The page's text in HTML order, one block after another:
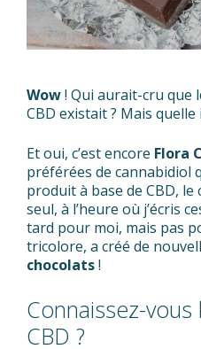
Wow! Qui aurait-cru que
CBD existait ? Mais
Et oui, c’est encore Flora
préférées de cannabidiol
produit à base de CBD, le
seul, à l’heure où j’écris
tard pour moi, mais pas
tricolore, a créé de
chocolats!
Connaissez-
CBD ?